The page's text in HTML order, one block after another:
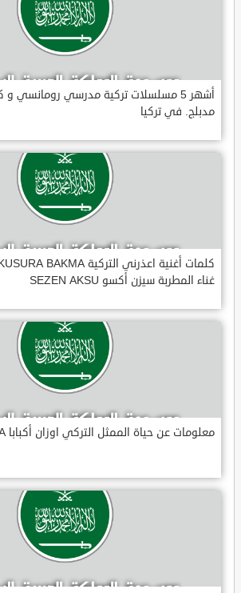
أشهر 5 مسلسلات تركية مدرسي
مدبلج. في تركيا
غناء المطربة سيزن أكسو SEZEN AKSU
معلومات عن حياة الممثل التركي اوزان أكبابا OZAN AKBABA